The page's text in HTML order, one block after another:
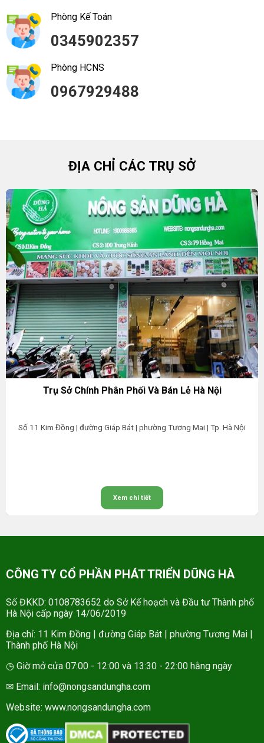
Phòng Kế Toán
0345902357
Phòng HCNS
0967929488
ĐỊA CHỈ CÁC TRỤ SỞ
Trụ Sở Chính Phân Phối Và Bán Lẻ Hà Nội
Số 11 Kim Đồng | đường Giáp Bát | phường Tương Mai | Tp. Hà Nội
Xem chi tiết
CÔNG TY CỔ PHẦN PHÁT TRIỂN DŨNG HÀ
Số ĐKKD: 0108783652 do Sở Kế hoạch và Đầu tư Thành phố
Hà Nội cấp ngày 14/06/2019
Địa chỉ: 11 Kim Đồng | đường Giáp Bát | phường Tương Mai |
Thành phố Hà Nội
◷ Giờ mở cửa 07:00 - 12:00 và 13:30 - 22:00 hằng ngày
✉ Email: info@nongsandungha.com
Website: www.nongsandungha.com